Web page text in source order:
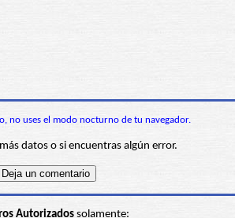
no uses el modo nocturno de tu navegador.
datos o si encuentras algún error.
Autorizadossolamente: